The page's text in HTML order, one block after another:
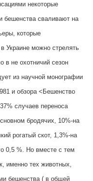
некоторые
бешенства сваливают на
которые
Украине можно стрелять
в не охотничий сезон
из научной монографии
и обзора <Бешенство
случаев переноса
бродячих, 10%-на
рогатый скот, 1,3%-на
0,5 %. Но вместе с тем
именно тех животных,
бешенства ( в общей